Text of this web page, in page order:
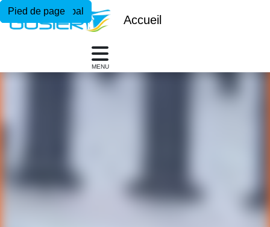
Menu principal
Contenu principal
Pied de page
Accueil
MENU